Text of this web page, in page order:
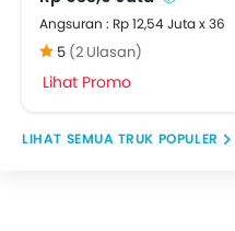
Angsuran : Rp 12,54 Juta x 36
5 (2 Ulasan)
Lihat Promo
TRUK POPULER